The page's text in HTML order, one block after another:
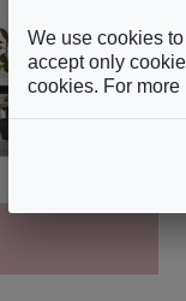
We use cookies
accept only
cookies. For